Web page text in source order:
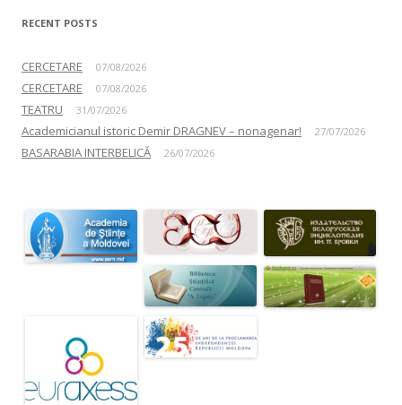
RECENT POSTS
CERCETARE 07/08/2026
CERCETARE 07/08/2026
TEATRU 31/07/2026
Academicianul istoric Demir DRAGNEV – nonagenar! 27/07/2026
BASARABIA INTERBELICĂ 26/07/2026